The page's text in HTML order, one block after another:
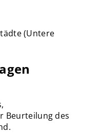
(Untere
Beurteilung des